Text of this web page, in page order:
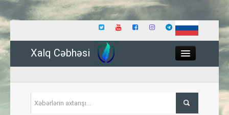
Xalq Cəbhəsi